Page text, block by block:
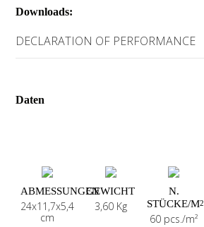
Downloads:
DECLARATION OF PERFORMANCE
Daten
ABMESSUNGEN
24x11,7x5,4
cm
GEWICHT
3,60 Kg
N.
STÜCKE/M2
60 pcs./m²